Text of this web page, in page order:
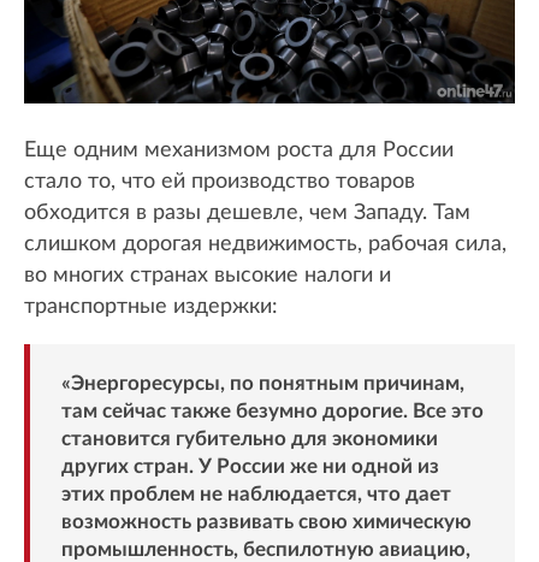
Еще одним механизмом роста для России
стало то, что ей производство товаров
обходится в разы дешевле, чем Западу. Там
слишком дорогая недвижимость, рабочая сила,
во многих странах высокие налоги и
транспортные издержки:
«Энергоресурсы, по понятным причинам,
там сейчас также безумно дорогие. Все это
становится губительно для экономики
других стран. У России же ни одной из
этих проблем не наблюдается, что дает
возможность развивать свою химическую
промышленность, беспилотную авиацию,